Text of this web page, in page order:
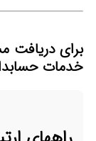
برای دریافت
خدمات